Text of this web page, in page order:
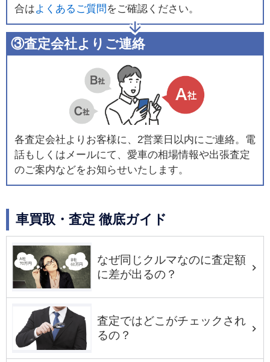
合はよくあるご質問 をご確認ください。
③査定会社よりご連絡
各査定会社よりお客様に、2営業日以内にご連絡。電
話もしくはメールにて、愛車の相場情報や出張査定
のご案内などをお知らせいたします。
車買取・査定 徹底ガイド
なぜ同じクルマなのに査定額
に差が出るの？
査定ではどこがチェックされ
るの？